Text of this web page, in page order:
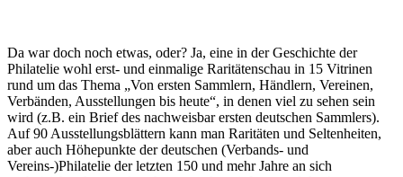
Da war doch noch etwas, oder? Ja, eine in der Geschichte der
Philatelie wohl erst- und einmalige Raritätenschau in 15 Vitrinen
rund um das Thema „Von ersten Sammlern, Händlern, Vereinen,
Verbänden, Ausstellungen bis heute“, in denen viel zu sehen sein
wird (z.B. ein Brief des nachweisbar ersten deutschen Sammlers).
Auf 90 Ausstellungsblättern kann man Raritäten und Seltenheiten,
aber auch Höhepunkte der deutschen (Verbands- und
Vereins-)Philatelie der letzten 150 und mehr Jahre an sich